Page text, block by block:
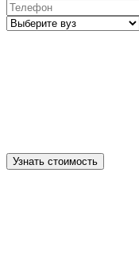
Узнать стоимость